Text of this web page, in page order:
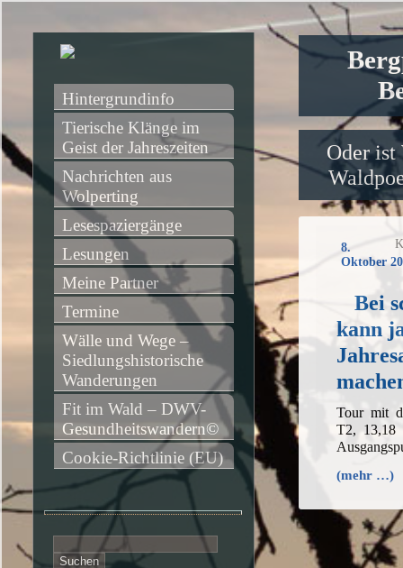
Oder ist
8.
Oktober
Bei
kann
Tour mit
T2,
(mehr …)
Hintergrundinfo
Tierische Klänge im
Geist der Jahreszeiten
Nachrichten aus
Wolperting
Lesespaziergänge
Lesungen
Meine Partner
Termine
Wälle und Wege –
Siedlungshistorische
Wanderungen
Fit im Wald – DWV-
Gesundheitswandern©
Cookie-Richtlinie (EU)
nach: